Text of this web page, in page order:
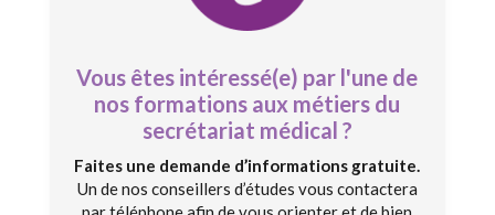
Vous êtes intéressé(e) par l'une de
nos formations aux métiers du
secrétariat médical ?
Faites une demande d’informations gratuite.
Un de nos conseillers d’études vous contactera